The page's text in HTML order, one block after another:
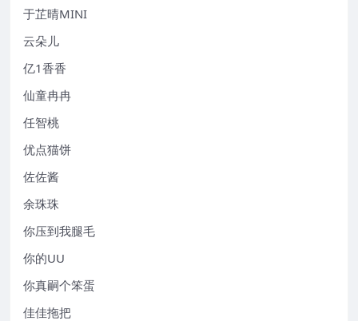
于芷晴MINI
云朵儿
亿1香香
仙童冉冉
任智桃
优点猫饼
佐佐酱
余珠珠
你压到我腿毛
你的UU
你真嗣个笨蛋
佳佳拖把